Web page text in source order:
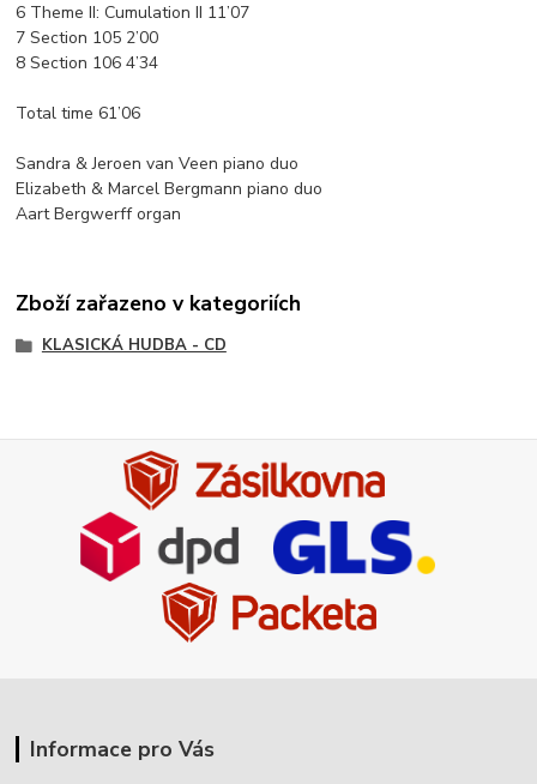
6 Theme II: Cumulation II 11’07
7 Section 105 2’00
8 Section 106 4’34
Total time 61’06
Sandra & Jeroen van Veen piano duo
Elizabeth & Marcel Bergmann piano duo
Aart Bergwerff organ
Zboží zařazeno v kategoriích
KLASICKÁ HUDBA - CD
Informace pro Vás